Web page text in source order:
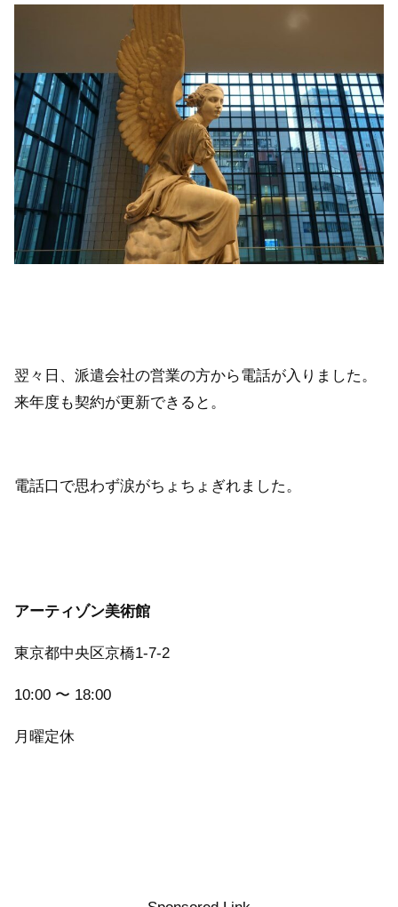
翌々日、派遣会社の営業の方から電話が入りました。
来年度も契約が更新できると。
電話口で思わず涙がちょちょぎれました。
アーティゾン美術館
東京都中央区京橋1-7-2
10:00 〜 18:00
月曜定休